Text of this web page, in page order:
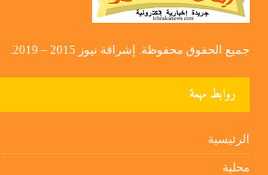
جميع الحقوق محفوظة. إشراقة نيوز 2015 – 2019.
روابط مهمة
الرئيسية
محلية